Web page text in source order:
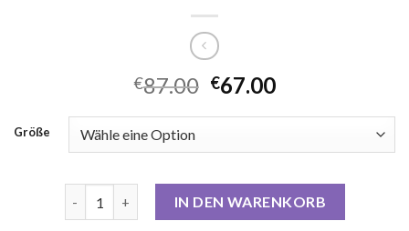
€87.00 €67.00
Größe
IN DEN WARENKORB